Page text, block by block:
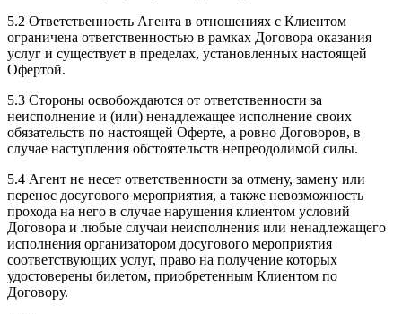
5.2 Ответственность Агента в отношениях с Клиентом
ограничена ответственностью в рамках Договора оказания
услуг и существует в пределах, установленных настоящей
Офертой.
5.3 Стороны освобождаются от ответственности за
неисполнение и (или) ненадлежащее исполнение своих
обязательств по настоящей Оферте, а ровно Договоров, в
случае наступления обстоятельств непреодолимой силы.
5.4 Агент не несет ответственности за отмену, замену или
перенос досугового мероприятия, а также невозможность
прохода на него в случае нарушения клиентом условий
Договора и любые случаи неисполнения или ненадлежащего
исполнения организатором досугового мероприятия
соответствующих услуг, право на получение которых
удостоверены билетом, приобретенным Клиентом по
Договору.